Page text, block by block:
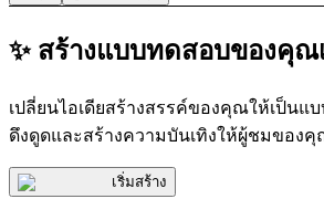
✨ สร้างแบบทดสอบของคุณ
เปลี่ยนไอเดียสร้างสรรค์ของคุณให้เป็นแ
ดึงดูดและสร้างความบันเทิงให้ผู้ชมของ
เริ่มสร้าง